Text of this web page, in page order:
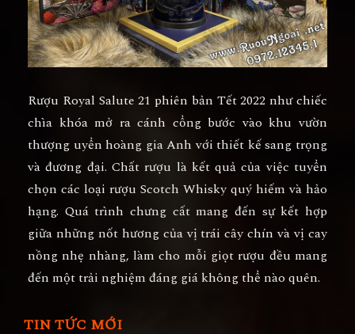
Rượu Royal Salute 21 phiên bản Tết 2022 như chiếc
chìa khóa mở ra cánh cổng bước vào khu vườn
thượng uyển hoàng gia Anh với thiết kế sang trọng
và đương đại. Chất rượu là kết quả của việc tuyển
chọn các loại rượu Scotch Whisky quý hiếm và hảo
hạng. Quá trình chưng cất mang đến sự kết hợp
giữa những nốt hương của vị trái cây chín và vị cay
nồng nhẹ nhàng, làm cho mỗi giọt rượu đều mang
đến một trải nghiệm đáng giá không thể nào quên.
TIN TỨC MỚI